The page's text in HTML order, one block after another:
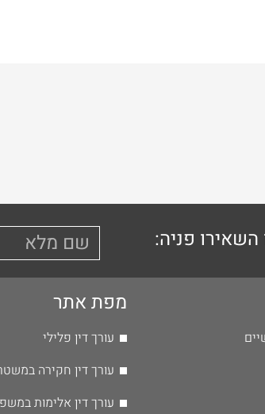
השאירו פניה:
מפת אתר
עורך דין פלילי
עורך דין חקירה
עורך דין אלימות